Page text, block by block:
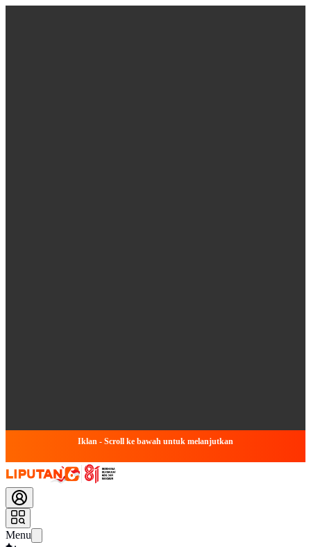
Iklan - Scroll ke bawah untuk melanjutkan
Menu